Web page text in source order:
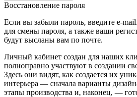
Восстановление пароля
Если вы забыли пароль, введите e-
для смены пароля, а также ваши
будут высланы вам по почте.
Личный кабинет создан для наших
полноправно участвуют в создании
Здесь они видят, как создается их
интерьера — сначала варианты
этапы производства и, наконец, —